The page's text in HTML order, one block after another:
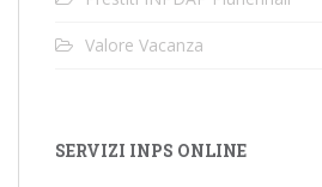
Valore Vacanza
SERVIZI INPS ONLINE